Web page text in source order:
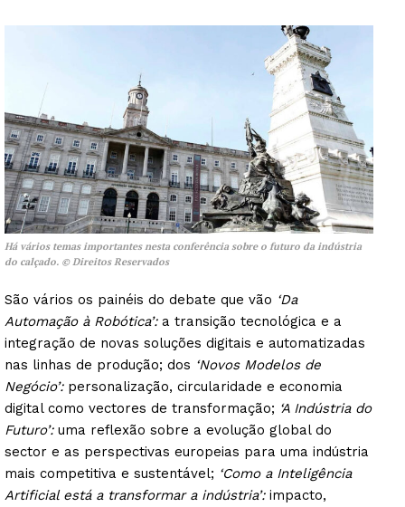
Há vários temas importantes nesta conferência sobre o futuro da indústria
do calçado. © Direitos Reservados
São vários os painéis do debate que vão ‘Da
Automação à Robótica’:a transição tecnológica e a
integração de novas soluções digitais e automatizadas
nas linhas de produção; dos ‘Novos Modelos de
Negócio’: personalização, circularidade e economia
digital como vectores de transformação; ‘A Indústria do
Futuro’:uma reflexão sobre a evolução global do
sector e as perspectivas europeias para uma indústria
mais competitiva e sustentável; ‘Como a Inteligência
Artificial está a transformar a indústria’:impacto,